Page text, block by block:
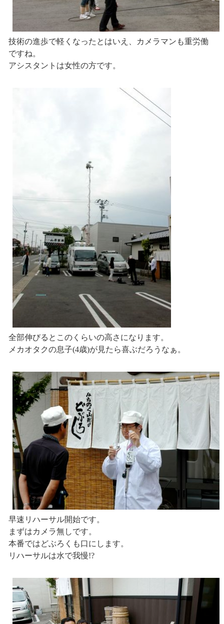
技術の進歩で軽くなったとはいえ、カメラマンも重労働
ですね。
アシスタントは女性の方です。
全部伸びるとこのくらいの高さになります。
メカオタクの息子(4歳)が見たら喜ぶだろうなぁ。
早速リハーサル開始です。
まずはカメラ無しです。
本番ではどぶろくも口にします。
リハーサルは水で我慢!?